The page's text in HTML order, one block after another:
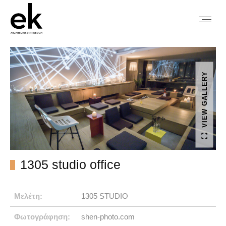
VIEW GALLERY
1305 studio office
Μελέτη: 1305 STUDIO
Φωτογράφηση: shen-photo.com